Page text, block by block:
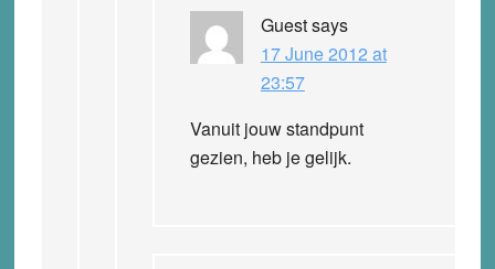
Guestsays
17 June 2012 at
23:57
Vanuit jouw standpunt
gezien, heb je gelijk.